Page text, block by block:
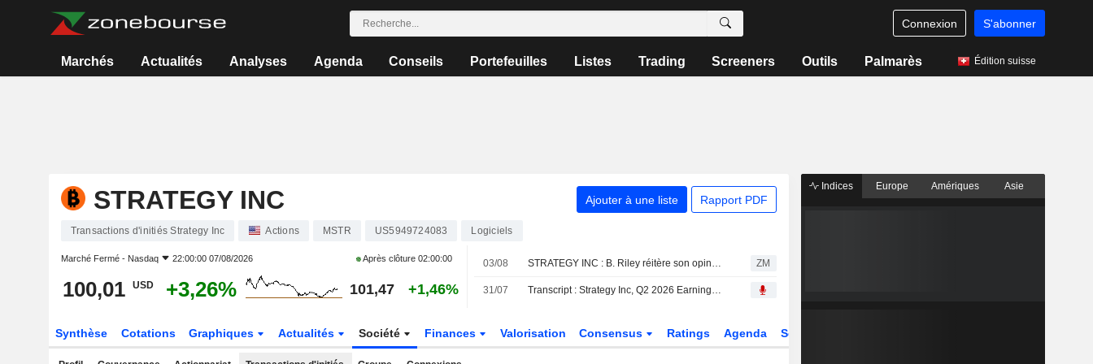
Connexion S'abonner
Marchés Actualités Analyses Agenda Conseils Portefeuilles Listes Trading Screeners Outils Palmarès Édition suisse
STRATEGY INC Ajouter à une liste Rapport PDF
Transactions d'initiés Strategy Inc Actions MSTR US5949724083 Logiciels
Marché Fermé - Nasdaq 22:00:00 07/08/2026 Après clôture 02:00:00
100,01 USD +3,26% 101,47 +1,46%
03/08 STRATEGY INC : B. Riley réitère son opinion positive sur le titre ZM
31/07 Transcript : Strategy Inc, Q2 2026 Earnings Call, Jul 30, 2026
Synthèse Cotations Graphiques Actualités Société Finances Valorisation Consensus Ratings Agenda Secteur
Indices Europe Amériques Asie